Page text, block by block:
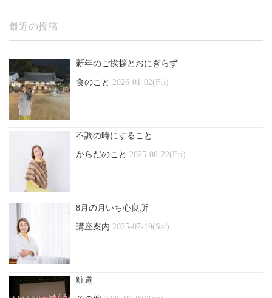
最近の投稿
新年のご挨拶とおにぎらず
食のこと 2026-01-02(Fri)
不調の時にすること
からだのこと 2025-08-22(Fri)
8月の月いち心良所
講座案内 2025-07-19(Sat)
粧道